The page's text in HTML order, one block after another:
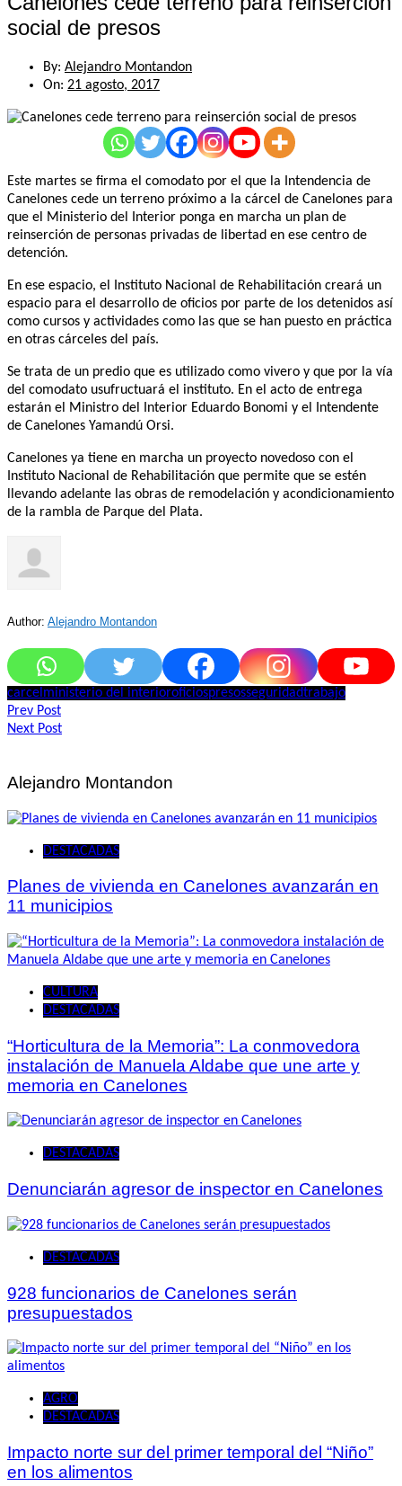
social de presos
By: Alejandro Montandon
On: 21 agosto, 2017
Este martes se firma el comodato por el que la Intendencia de
Canelones cede un terreno próximo a la cárcel de Canelones para
que el Ministerio del Interior ponga en marcha un plan de
reinserción de personas privadas de libertad en ese centro de
detención.
En ese espacio, el Instituto Nacional de Rehabilitación creará un
espacio para el desarrollo de oficios por parte de los detenidos así
como cursos y actividades como las que se han puesto en práctica
en otras cárceles del país.
Se trata de un predio que es utilizado como vivero y que por la vía
del comodato usufructuará el instituto. En el acto de entrega
estarán el Ministro del Interior Eduardo Bonomi y el Intendente
de Canelones Yamandú Orsi.
Canelones ya tiene en marcha un proyecto novedoso con el
Instituto Nacional de Rehabilitación que permite que se estén
llevando adelante las obras de remodelación y acondicionamiento
de la rambla de Parque del Plata.
Author: Alejandro Montandon
carcel ministerio del interioroficiospresosseguridadtrabajo
Navegación
de
Prev Post
Next Post
Alejandro Montandon
DESTACADAS
Planes de vivienda en Canelones avanzarán en
11 municipios
CULTURA
DESTACADAS
“Horticultura de la Memoria”: La conmovedora
instalación de Manuela Aldabe que une arte y
memoria en Canelones
DESTACADAS
Denunciarán agresor de inspector en Canelones
DESTACADAS
928 funcionarios de Canelones serán
presupuestados
AGRO
DESTACADAS
Impacto norte sur del primer temporal del “Niño”
en los alimentos